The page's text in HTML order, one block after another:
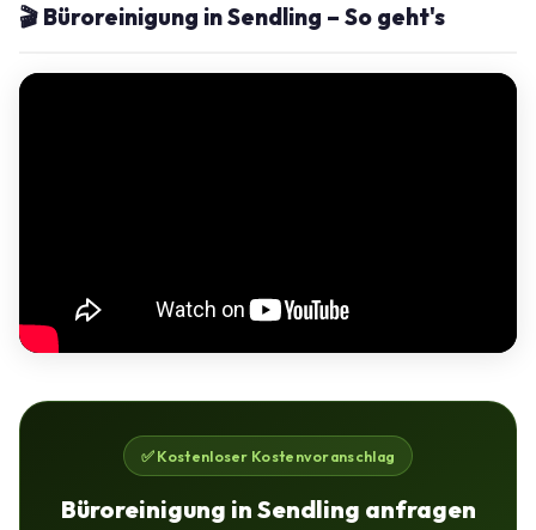
🎬 Büroreinigung in Sendling – So geht's
✅ Kostenloser Kostenvoranschlag
Büroreinigung in Sendling anfragen